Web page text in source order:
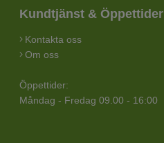
Kundtjänst & Öppettider
Kontakta oss
Om oss
Öppettider:
Måndag - Fredag 09.00 - 16:00